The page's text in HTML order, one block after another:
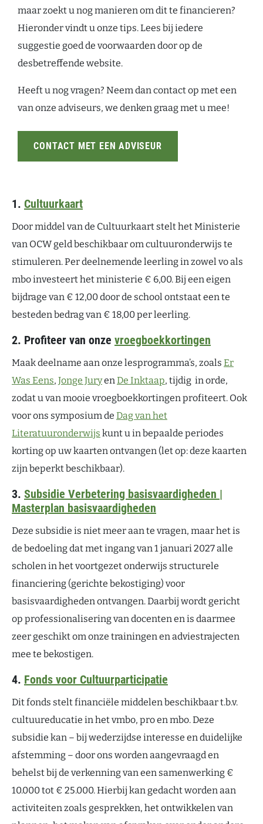
maar zoekt u nog manieren om dit te financieren?
Hieronder vindt u onze tips. Lees bij iedere
suggestie goed de voorwaarden door op de
desbetreffende website.
Heeft u nog vragen? Neem dan contact op met een
van onze adviseurs, we denken graag met u mee!
CONTACT MET EEN ADVISEUR
1. Cultuurkaart
Door middel van de Cultuurkaart stelt het Ministerie
van OCW geld beschikbaar om cultuuronderwijs te
stimuleren. Per deelnemende leerling in zowel vo als
mbo investeert het ministerie € 6,00. Bij een eigen
bijdrage van € 12,00 door de school ontstaat een te
besteden bedrag van € 18,00 per leerling.
2. Profiteer van onze vroegboekkortingen
Maak deelname aan onze lesprogramma’s, zoals Er
Was Eens, Jonge JuryenDe Inktaap, tijdig in orde,
zodat u van mooie vroegboekkortingen profiteert. Ook
voor ons symposium de Dag van het
Literatuuronderwijs kunt u in bepaalde periodes
korting op uw kaarten ontvangen (let op: deze kaarten
zijn beperkt beschikbaar).
3. Subsidie Verbetering basisvaardigheden |
Masterplan basisvaardigheden
Deze subsidie is niet meer aan te vragen, maar het is
de bedoeling dat met ingang van 1 januari 2027 alle
scholen in het voortgezet onderwijs structurele
financiering (gerichte bekostiging) voor
basisvaardigheden ontvangen. Daarbij wordt gericht
op professionalisering van docenten en is daarmee
zeer geschikt om onze trainingen en adviestrajecten
mee te bekostigen.
4. Fonds voor Cultuurparticipatie
Dit fonds stelt financiële middelen beschikbaar t.b.v.
cultuureducatie in het vmbo, pro en mbo. Deze
subsidie kan – bij wederzijdse interesse en duidelijke
afstemming – door ons worden aangevraagd en
behelst bij de verkenning van een samenwerking €
10.000 tot € 25.000. Hierbij kan gedacht worden aan
activiteiten zoals gesprekken, het ontwikkelen van